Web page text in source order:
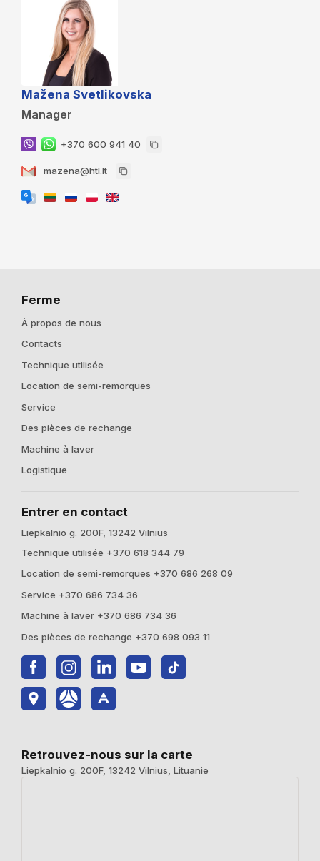
Mažena Svetlikovska
Manager
+370 600 941 40
mazena@htl.lt
Ferme
À propos de nous
Contacts
Technique utilisée
Location de semi-remorques
Service
Des pièces de rechange
Machine à laver
Logistique
Entrer en contact
Liepkalnio g. 200F, 13242 Vilnius
Technique utilisée +370 618 344 79
Location de semi-remorques +370 686 268 09
Service +370 686 734 36
Machine à laver +370 686 734 36
Des pièces de rechange +370 698 093 11
Retrouvez-nous sur la carte
Liepkalnio g. 200F, 13242 Vilnius, Lituanie